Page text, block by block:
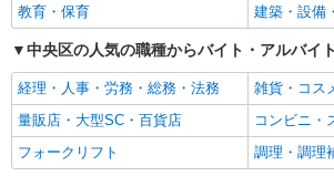
株式会社シーエーセールススタッフ/
雑貨販売
円×7時間30分×22日＝
ファッション・アパレル
雑貨・コスメ販売
同じ特徴から求人を探す
上場企業・上場企業のグループ会
社
交通費支給
教育・保育
建築・設備
中央区の人気の職種からバイト・アルバイ
経理・人事・労務・総務・法務
雑貨・コス
量販店・大型SC・百貨店
コンビニ・
フォークリフト
調理・調理